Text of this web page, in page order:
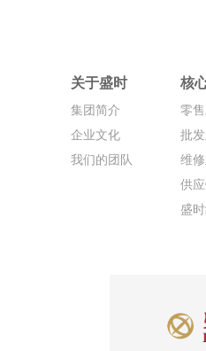
关于盛时
集团简介
企业文化
我们的团队
核
零
批
维
供
盛